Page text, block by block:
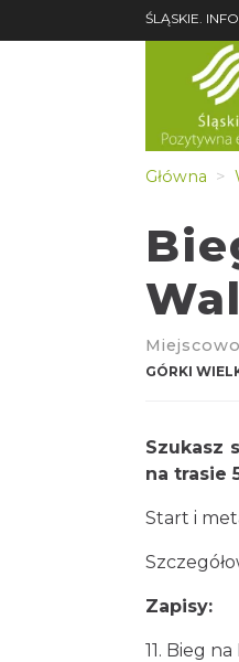
ŚLĄSKIE.
Główna
GÓRKI
Szukasz
na trasie
Start i
Zapisy:
11. Bieg